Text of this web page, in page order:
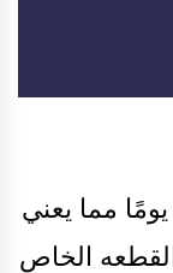
لدينا سياسة استبدال لمدة 10 يومًا مما يعني
القطعه الخاص